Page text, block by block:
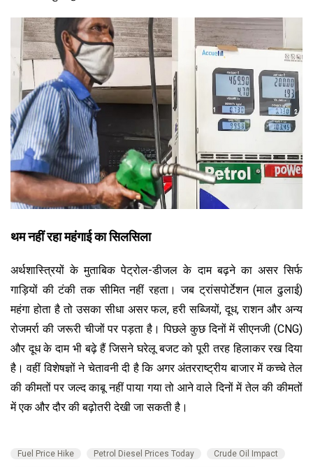
थम नहीं रहा महंगाई का सिलसिला
अर्थशास्त्रियों के मुताबिक पेट्रोल-डीजल के दाम बढ़ने का असर सिर्फ
गाड़ियों की टंकी तक सीमित नहीं रहता। जब ट्रांसपोर्टेशन (माल ढुलाई)
महंगा होता है तो उसका सीधा असर फल, हरी सब्जियों, दूध, राशन और अन्य
रोजमर्रा की जरूरी चीजों पर पड़ता है। पिछले कुछ दिनों में सीएनजी (CNG)
और दूध के दाम भी बढ़े हैं जिसने घरेलू बजट को पूरी तरह हिलाकर रख दिया
है। वहीं विशेषज्ञों ने चेतावनी दी है कि अगर अंतरराष्ट्रीय बाजार में कच्चे तेल
की कीमतों पर जल्द काबू नहीं पाया गया तो आने वाले दिनों में तेल की कीमतों
में एक और दौर की बढ़ोतरी देखी जा सकती है।
Fuel Price Hike Petrol Diesel Prices Today
Crude Oil Impact